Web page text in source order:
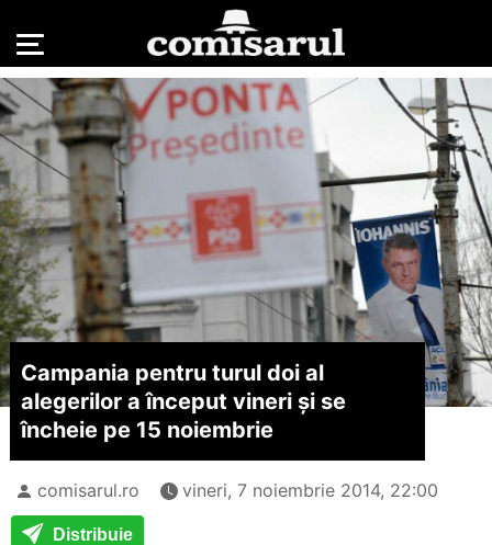
Campania pentru turul doi al
alegerilor a început vineri și se
încheie pe 15 noiembrie
comisarul.ro vineri, 7 noiembrie 2014, 22:00
Distribuie